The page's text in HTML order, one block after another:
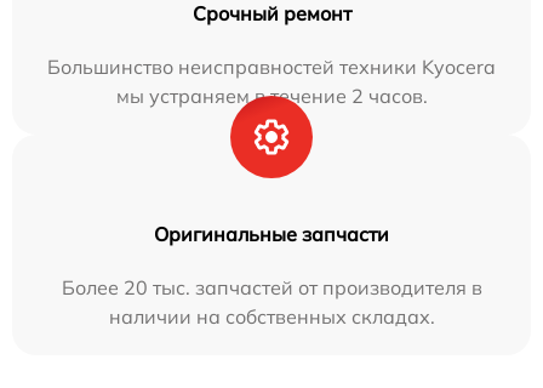
Срочный ремонт
Большинство неисправностей техники Kyocera
мы устраняем в течение 2 часов.
Оригинальные запчасти
Более 20 тыс. запчастей от производителя в
наличии на собственных складах.